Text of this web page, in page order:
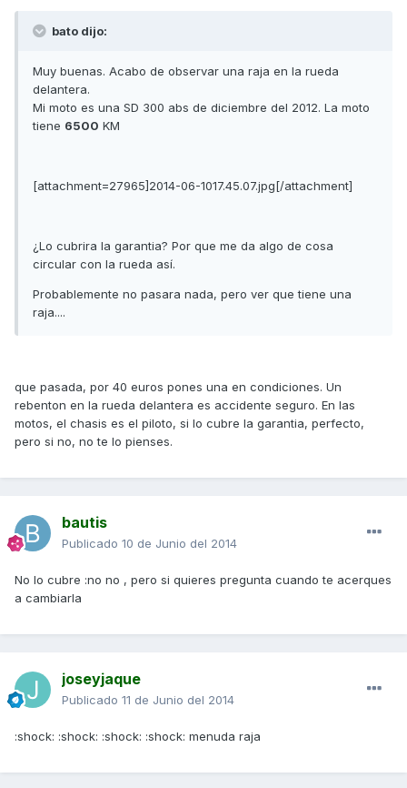
bato dijo:
Muy buenas. Acabo de observar una raja en la rueda
delantera.
Mi moto es una SD 300 abs de diciembre del 2012. La moto
tiene 6500 KM
[attachment=27965]2014-06-1017.45.07.jpg[/attachment]
¿Lo cubrira la garantia? Por que me da algo de cosa
circular con la rueda así.
Probablemente no pasara nada, pero ver que tiene una
raja....
que pasada, por 40 euros pones una en condiciones. Un
rebenton en la rueda delantera es accidente seguro. En las
motos, el chasis es el piloto, si lo cubre la garantia, perfecto,
pero si no, no te lo pienses.
bautis
Publicado 10 de Junio del 2014
No lo cubre :no no , pero si quieres pregunta cuando te acerques
a cambiarla
joseyjaque
Publicado 11 de Junio del 2014
:shock: :shock: :shock: :shock: menuda raja